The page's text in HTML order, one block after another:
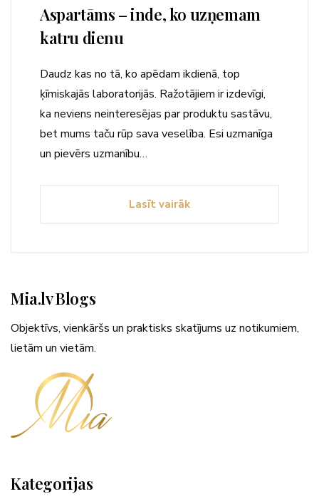
Aspartāms – inde, ko uzņemam
katru dienu
Daudz kas no tā, ko apēdam ikdienā, top
ķīmiskajās laboratorijās. Ražotājiem ir izdevīgi,
ka neviens neinteresējas par produktu sastāvu,
bet mums taču rūp sava veselība. Esi uzmanīga
un pievērs uzmanību…
Lasīt vairāk
Mia.lv Blogs
Objektīvs, vienkāršs un praktisks skatījums uz notikumiem,
lietām un vietām.
Kategorijas